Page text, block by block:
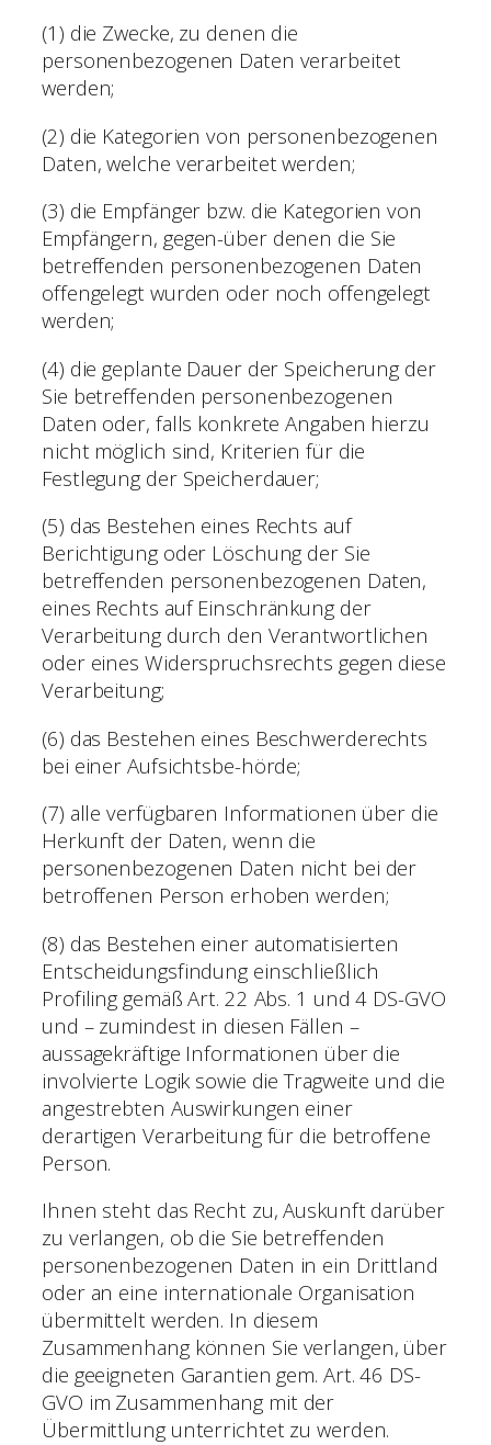
(1) die Zwecke, zu denen die
personenbezogenen Daten verarbeitet
werden;
(2) die Kategorien von personenbezogenen
Daten, welche verarbeitet werden;
(3) die Empfänger bzw. die Kategorien von
Empfängern, gegen-über denen die Sie
betreffenden personenbezogenen Daten
offengelegt wurden oder noch offengelegt
werden;
(4) die geplante Dauer der Speicherung der
Sie betreffenden personenbezogenen
Daten oder, falls konkrete Angaben hierzu
nicht möglich sind, Kriterien für die
Festlegung der Speicherdauer;
(5) das Bestehen eines Rechts auf
Berichtigung oder Löschung der Sie
betreffenden personenbezogenen Daten,
eines Rechts auf Einschränkung der
Verarbeitung durch den Verantwortlichen
oder eines Widerspruchsrechts gegen diese
Verarbeitung;
(6) das Bestehen eines Beschwerderechts
bei einer Aufsichtsbe-hörde;
(7) alle verfügbaren Informationen über die
Herkunft der Daten, wenn die
personenbezogenen Daten nicht bei der
betroffenen Person erhoben werden;
(8) das Bestehen einer automatisierten
Entscheidungsfindung einschließlich
Profiling gemäß Art. 22 Abs. 1 und 4 DS-GVO
und – zumindest in diesen Fällen –
aussagekräftige Informationen über die
involvierte Logik sowie die Tragweite und die
angestrebten Auswirkungen einer
derartigen Verarbeitung für die betroffene
Person.
Ihnen steht das Recht zu, Auskunft darüber
zu verlangen, ob die Sie betreffenden
personenbezogenen Daten in ein Drittland
oder an eine internationale Organisation
übermittelt werden. In diesem
Zusammenhang können Sie verlangen, über
die geeigneten Garantien gem. Art. 46 DS-
GVO im Zusammenhang mit der
Übermittlung unterrichtet zu werden.